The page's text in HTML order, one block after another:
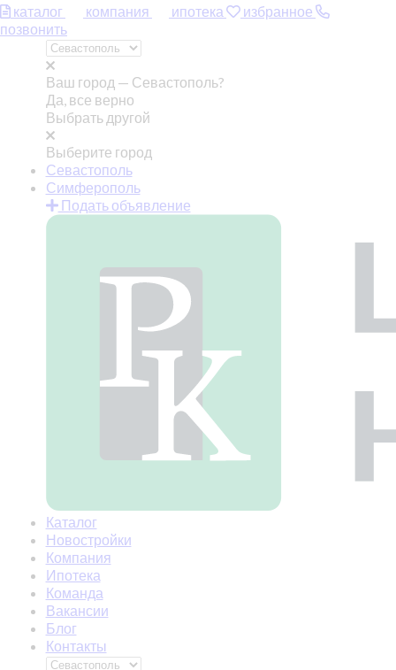
каталог компания ипотека
избранное
позвонить
Ваш город — Севастополь?
Да, все верно
Выбрать другой
Выберите город
Севастополь
Симферополь
Подать объявление
Каталог
Новостройки
Компания
Ипотека
Команда
Вакансии
Блог
Контакты